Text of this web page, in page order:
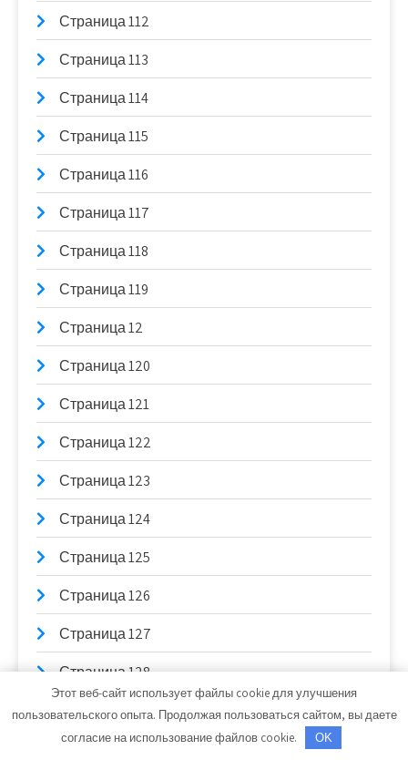
Страница 112
Страница 113
Страница 114
Страница 115
Страница 116
Страница 117
Страница 118
Страница 119
Страница 12
Страница 120
Страница 121
Страница 122
Страница 123
Страница 124
Страница 125
Страница 126
Страница 127
Страница 128
Страница 129
Этот веб-сайт использует файлы cookie для улучшения
пользовательского опыта. Продолжая пользоваться сайтом, вы даете
согласие на использование файлов cookie.
OK